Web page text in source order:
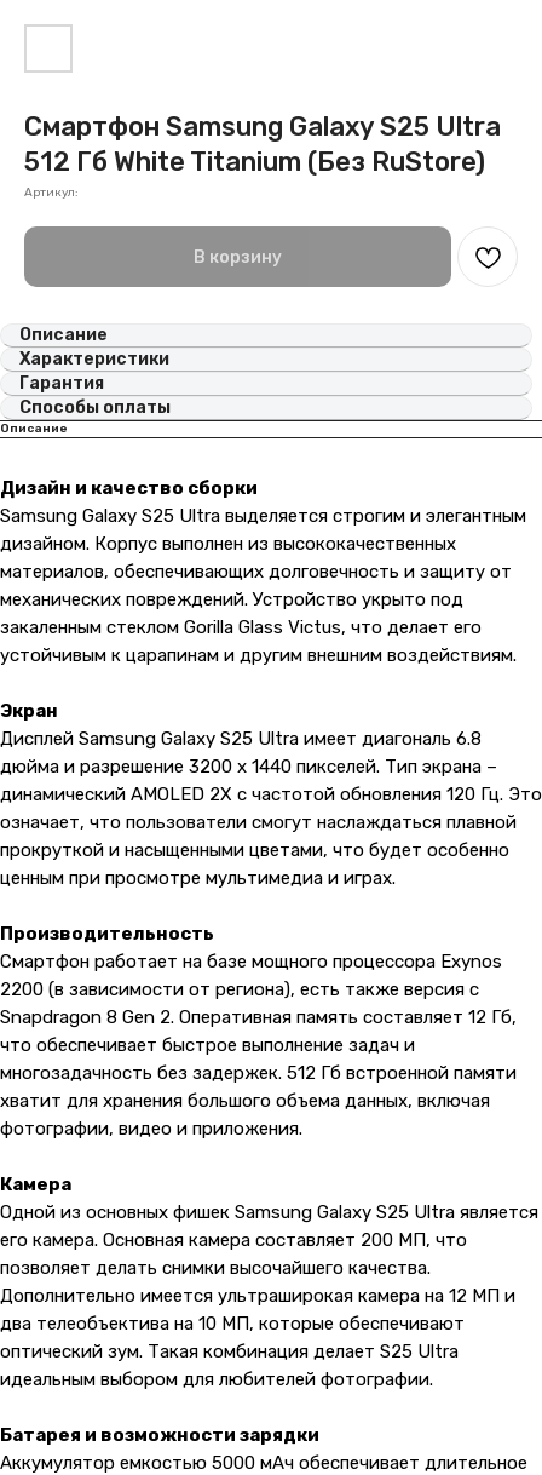
Смартфон Samsung Galaxy S25 Ultra
512 Гб White Titanium (Без RuStore)
Артикул:
В корзину
Описание
Характеристики
Гарантия
Способы оплаты
Описание
Дизайн и качество сборки
Samsung Galaxy S25 Ultra выделяется строгим и элегантным
дизайном. Корпус выполнен из высококачественных
материалов, обеспечивающих долговечность и защиту от
механических повреждений. Устройство укрыто под
закаленным стеклом Gorilla Glass Victus, что делает его
устойчивым к царапинам и другим внешним воздействиям.
Экран
Дисплей Samsung Galaxy S25 Ultra имеет диагональ 6.8
дюйма и разрешение 3200 x 1440 пикселей. Тип экрана –
динамический AMOLED 2X с частотой обновления 120 Гц. Это
означает, что пользователи смогут наслаждаться плавной
прокруткой и насыщенными цветами, что будет особенно
ценным при просмотре мультимедиа и играх.
Производительность
Смартфон работает на базе мощного процессора Exynos
2200 (в зависимости от региона), есть также версия с
Snapdragon 8 Gen 2. Оперативная память составляет 12 Гб,
что обеспечивает быстрое выполнение задач и
многозадачность без задержек. 512 Гб встроенной памяти
хватит для хранения большого объема данных, включая
фотографии, видео и приложения.
Камера
Одной из основных фишек Samsung Galaxy S25 Ultra является
его камера. Основная камера составляет 200 МП, что
позволяет делать снимки высочайшего качества.
Дополнительно имеется ультраширокая камера на 12 МП и
два телеобъектива на 10 МП, которые обеспечивают
оптический зум. Такая комбинация делает S25 Ultra
идеальным выбором для любителей фотографии.
Батарея и возможности зарядки
Аккумулятор емкостью 5000 мАч обеспечивает длительное